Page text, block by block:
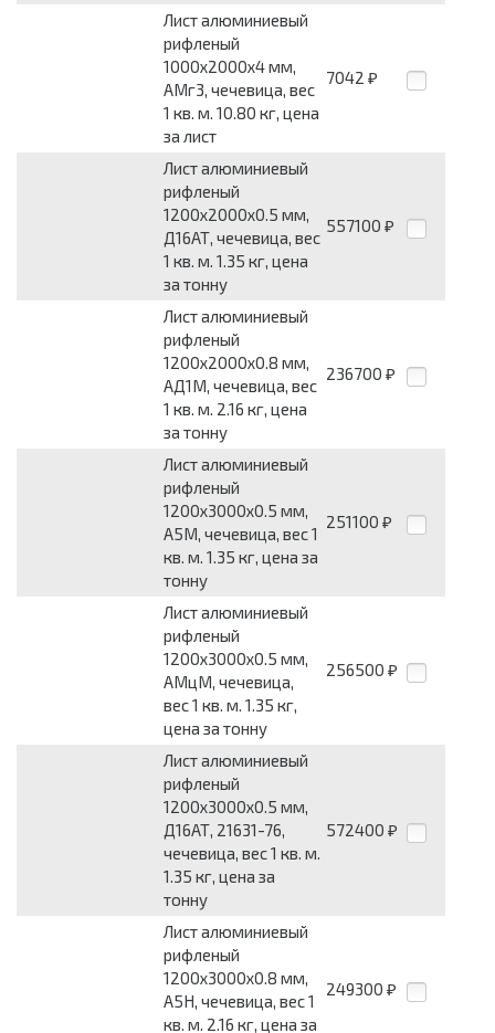
Лист алюминиевый
рифленый
1000x2000x4 мм,
АМг3, чечевица, вес
1 кв. м. 10.80 кг, цена
за лист
7042 ₽
Лист алюминиевый
рифленый
1200x2000x0.5 мм,
Д16АТ, чечевица, вес
1 кв. м. 1.35 кг, цена
за тонну
557100 ₽
Лист алюминиевый
рифленый
1200x2000x0.8 мм,
АД1М, чечевица, вес
1 кв. м. 2.16 кг, цена
за тонну
236700 ₽
Лист алюминиевый
рифленый
1200x3000x0.5 мм,
А5М, чечевица, вес 1
кв. м. 1.35 кг, цена за
тонну
251100 ₽
Лист алюминиевый
рифленый
1200x3000x0.5 мм,
АМцМ, чечевица,
вес 1 кв. м. 1.35 кг,
цена за тонну
256500 ₽
Лист алюминиевый
рифленый
1200x3000x0.5 мм,
Д16АТ, 21631-76,
чечевица, вес 1 кв. м.
1.35 кг, цена за
тонну
572400 ₽
Лист алюминиевый
рифленый
1200x3000x0.8 мм,
А5Н, чечевица, вес 1
кв. м. 2.16 кг, цена за
249300 ₽